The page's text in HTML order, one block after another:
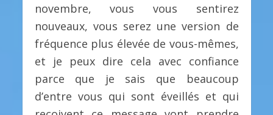
novembre, vous vous sentirez
nouveaux, vous serez une version de
fréquence plus élevée de vous-mêmes,
et je peux dire cela avec confiance
parce que je sais que beaucoup
d’entre vous qui sont éveillés et qui